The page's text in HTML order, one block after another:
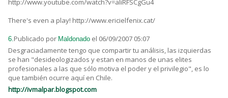
http://www.youtube.com/watch?v=aIiRFSCgGu4
There's even a play! http://www.ericielfenix.cat/
6.Publicado por Maldonado el 06/09/2007 05:07
Desgraciadamente tengo que compartir tu análisis, las izquierdas
se han "desideologizados y estan en manos de unas elites
profesionales a las que sólo motiva el poder y el privilegio", es lo
que también ocurre aquí en Chile.
http://ivmalpar.blogspot.com